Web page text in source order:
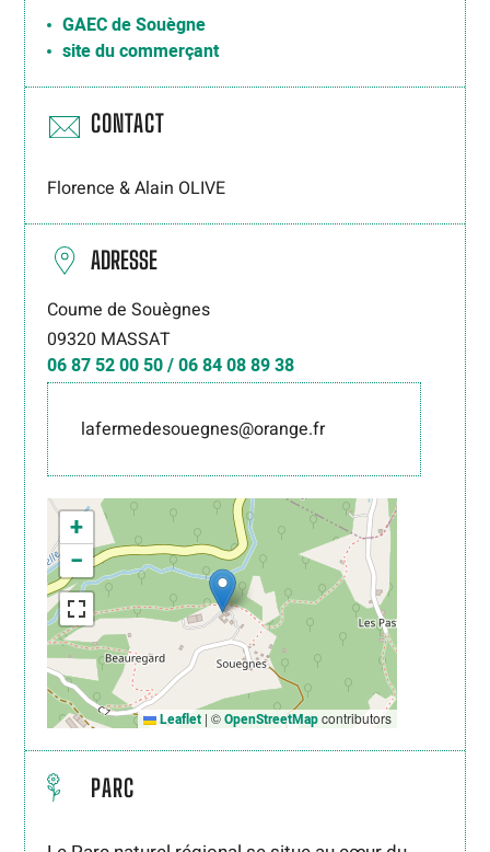
GAEC de Souègne
site du commerçant
CONTACT
Florence & Alain OLIVE
ADRESSE
Coume de Souègnes
09320 MASSAT
06 87 52 00 50 / 06 84 08 89 38
lafermedesouegnes@orange.fr
+
−
Leaflet | ©OpenStreetMapcontributors
PARC